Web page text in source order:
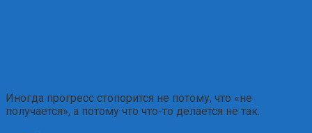
Иногда прогресс стопорится не потому, что «не
получается», а потому что что-то делается не так.